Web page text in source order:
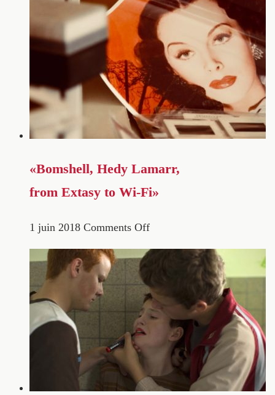
«Bomshell, Hedy Lamarr,
from Extasy to Wi-Fi»
1 juin 2018 Comments Off